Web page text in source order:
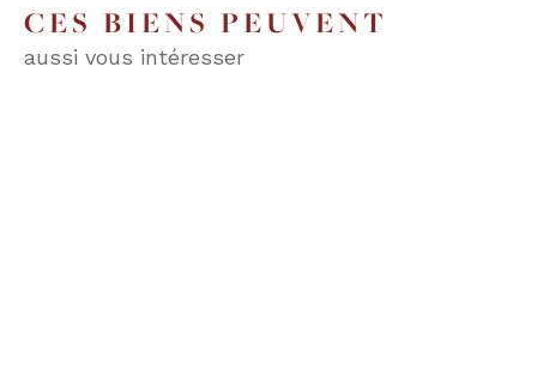
CES BIENS PEUVENT
aussi vous intéresser